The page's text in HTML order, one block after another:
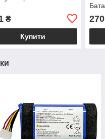
₴
Купити
270